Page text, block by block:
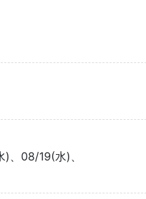
08/19(水)、